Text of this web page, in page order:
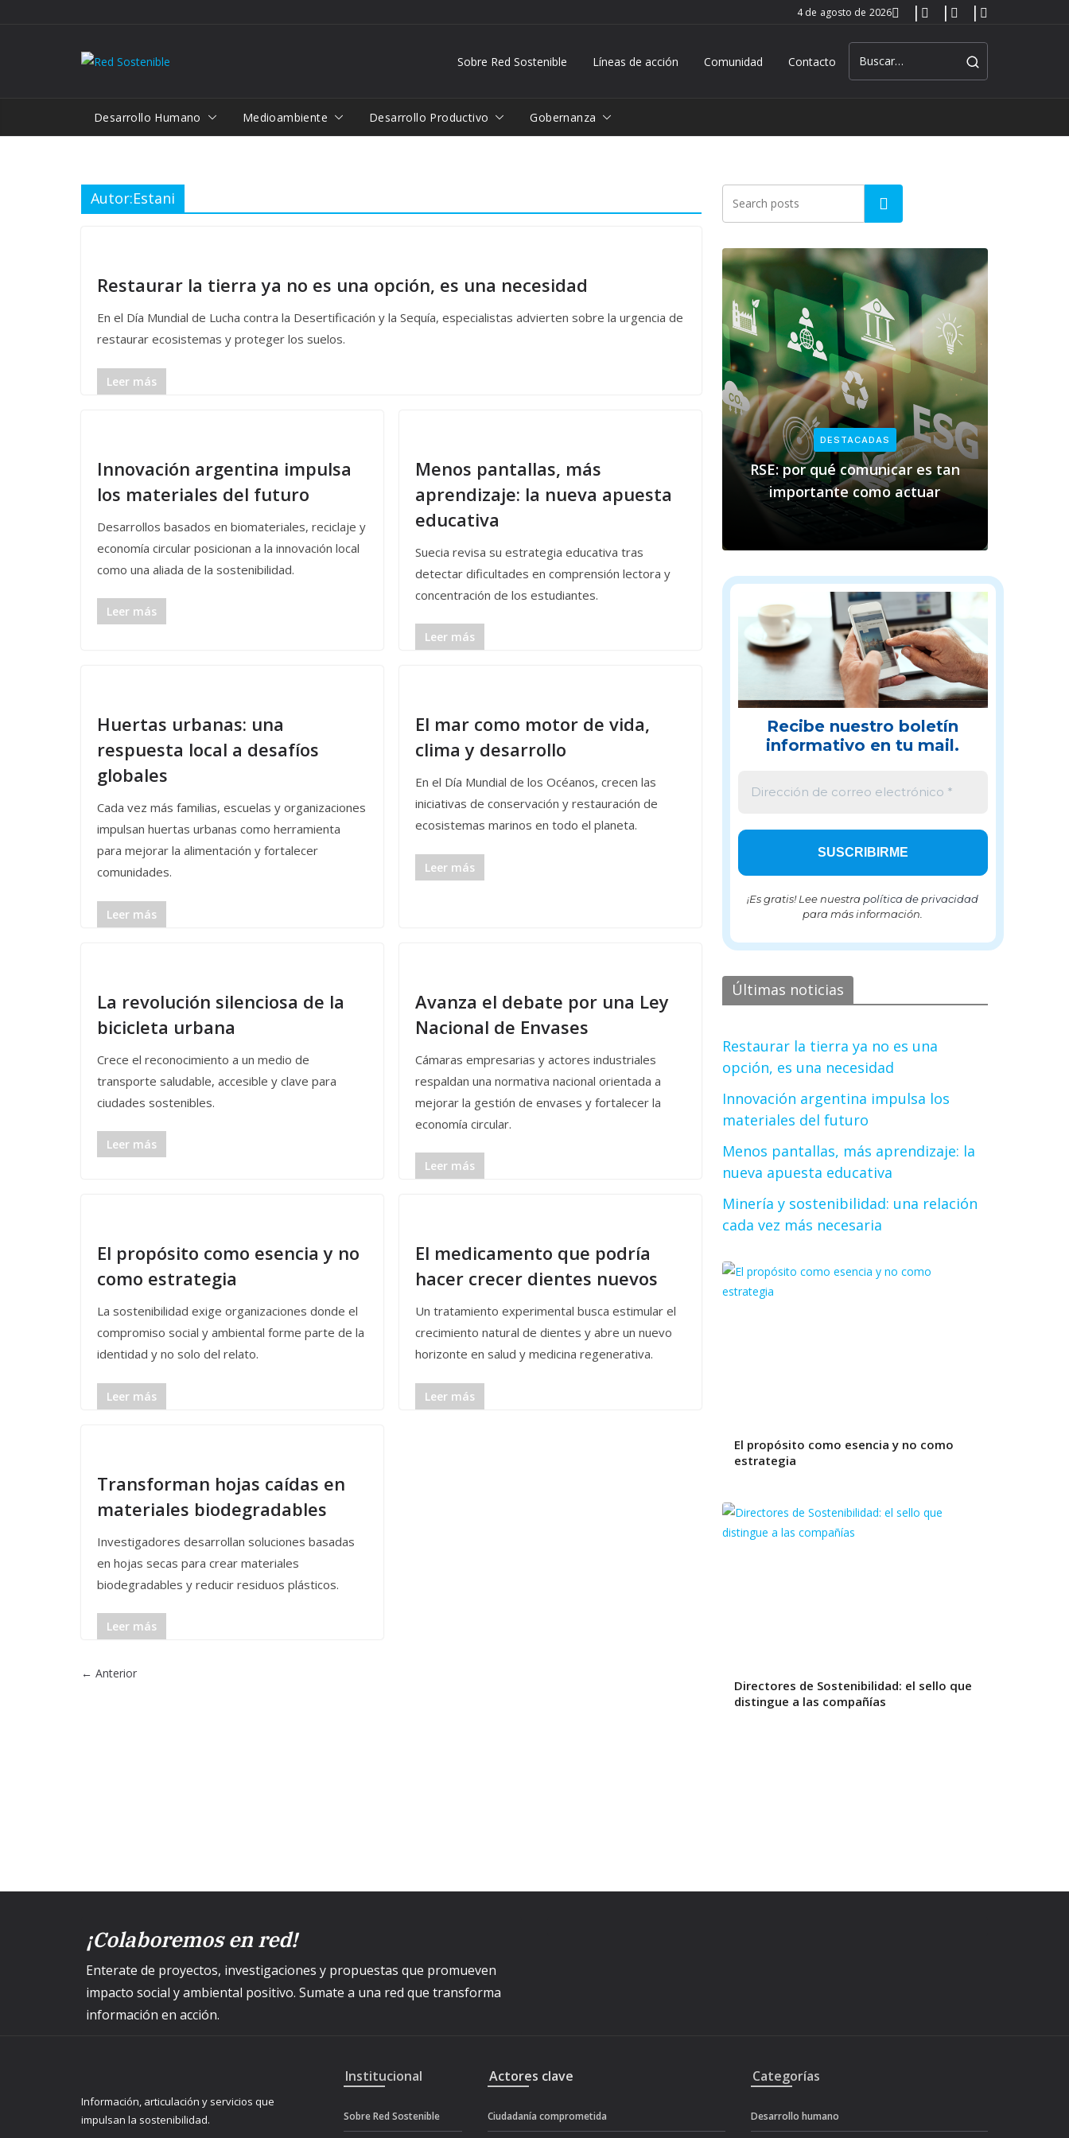
4 de agosto de 2026
Sobre Red Sostenible Líneas de acción Comunidad Contacto
Desarrollo Humano Medioambiente Desarrollo Productivo Gobernanza
Autor:Estani
Restaurar la tierra ya no es una opción, es una necesidad
En el Día Mundial de Lucha contra la Desertificación y la Sequía, especialistas advierten sobre la urgencia de
restaurar ecosistemas y proteger los suelos.
Leer más
Innovación argentina impulsa
los materiales del futuro
Desarrollos basados en biomateriales, reciclaje y
economía circular posicionan a la innovación local
como una aliada de la sostenibilidad.
Leer más
Menos pantallas, más
aprendizaje: la nueva apuesta
educativa
Suecia revisa su estrategia educativa tras
detectar dificultades en comprensión lectora y
concentración de los estudiantes.
Leer más
Huertas urbanas: una
respuesta local a desafíos
globales
Cada vez más familias, escuelas y organizaciones
impulsan huertas urbanas como herramienta
para mejorar la alimentación y fortalecer
comunidades.
Leer más
El mar como motor de vida,
clima y desarrollo
En el Día Mundial de los Océanos, crecen las
iniciativas de conservación y restauración de
ecosistemas marinos en todo el planeta.
Leer más
La revolución silenciosa de la
bicicleta urbana
Crece el reconocimiento a un medio de
transporte saludable, accesible y clave para
ciudades sostenibles.
Leer más
Avanza el debate por una Ley
Nacional de Envases
Cámaras empresarias y actores industriales
respaldan una normativa nacional orientada a
mejorar la gestión de envases y fortalecer la
economía circular.
Leer más
El propósito como esencia y no
como estrategia
La sostenibilidad exige organizaciones donde el
compromiso social y ambiental forme parte de la
identidad y no solo del relato.
Leer más
El medicamento que podría
hacer crecer dientes nuevos
Un tratamiento experimental busca estimular el
crecimiento natural de dientes y abre un nuevo
horizonte en salud y medicina regenerativa.
Leer más
Transforman hojas caídas en
materiales biodegradables
Investigadores desarrollan soluciones basadas
en hojas secas para crear materiales
biodegradables y reducir residuos plásticos.
Leer más
← Anterior
DESTACADAS
RSE: por qué comunicar es tan
importante como actuar
Recibe nuestro boletín
informativo en tu mail.
¡Es gratis! Lee nuestra política de privacidad
para más información.
Últimas noticias
Restaurar la tierra ya no es una
opción, es una necesidad
Innovación argentina impulsa los
materiales del futuro
Menos pantallas, más aprendizaje: la
nueva apuesta educativa
Minería y sostenibilidad: una relación
cada vez más necesaria
El propósito como esencia y no como
estrategia
Directores de Sostenibilidad: el sello que
distingue a las compañías
¡Colaboremos en red!
Enterate de proyectos, investigaciones y propuestas que promueven
impacto social y ambiental positivo. Sumate a una red que transforma
información en acción.
Información, articulación y servicios que
impulsan la sostenibilidad.
Institucional
Sobre Red Sostenible
Actores clave
Ciudadanía comprometida
Categorías
Desarrollo humano